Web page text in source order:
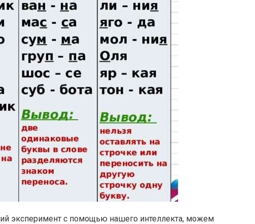
эксперимент с помощью нашего интеллекта, можем